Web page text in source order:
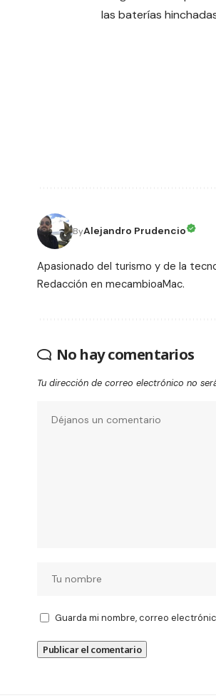
las baterías
ByAlejandro Prudencio
Apasionado del turismo y de la
Redacción en mecambioaMac.
No hay comentarios
Tu dirección de correo electrónico no
Guarda mi nombre, correo